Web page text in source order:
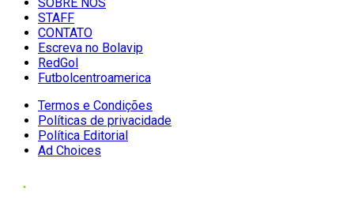
STAFF
CONTATO
Escreva no Bolavip
RedGol
Futbolcentroamerica
Termos e Condições
Políticas de privacidade
Política Editorial
Ad Choices